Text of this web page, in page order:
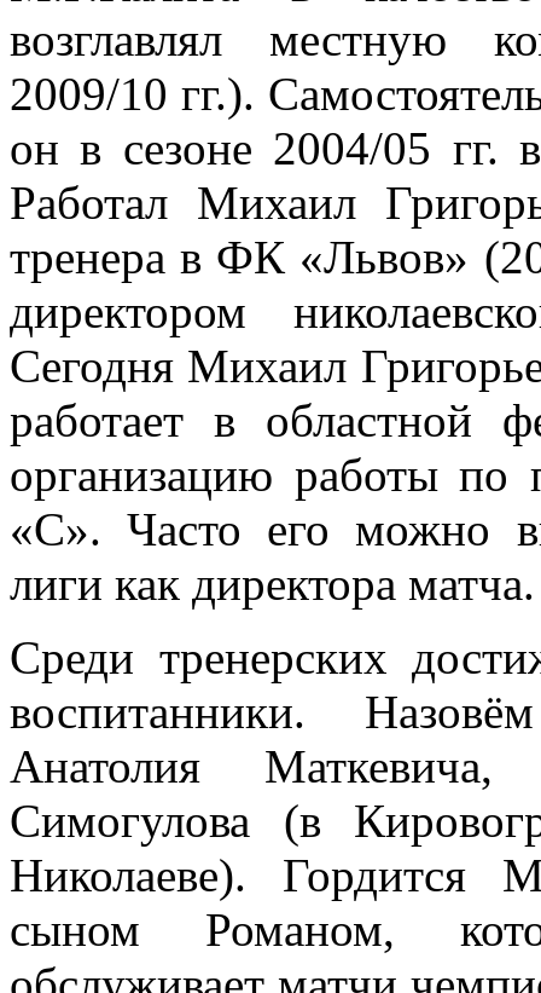
возглавлял местную
2009/10 гг.).
он в сезоне 2004/05 гг.
Работал Михаил
тренера в ФК «Львов»
директором
Сегодня Михаил
работает в областной
организацию работы по
«С». Часто его можно
лиги как директора матча.
Среди тренерских
воспитанники.
Анатолия
Симогулова (в
Николаеве). Гордится
сыном Романом,